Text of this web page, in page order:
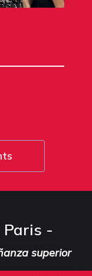
Paris -
superior